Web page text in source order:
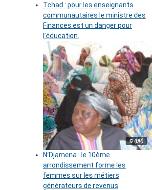
Tchad : pour les enseignants
communautaires le ministre des
Finances est un danger pour
l’éducation.
© (DR)
N’Djamena : le 10ème
arrondissement forme les
femmes sur les métiers
générateurs de revenus